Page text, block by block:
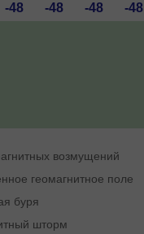
-48 -48 -48 -48
возмущений
геомагнитное поле
буря
шторм